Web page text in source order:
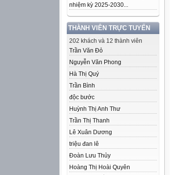
nhiệm kỳ 2025-2030...
THÀNH VIÊN TRỰC TUYẾN
202 khách và 12 thành viên
Trần Văn Đỏ
Nguyễn Văn Phong
Hà Thị Quý
Trần Bình
độc bước
Huỳnh Thị Anh Thư
Trần Thị Thanh
Lê Xuân Dương
triệu đan lê
Đoàn Lưu Thủy
Hoàng Thị Hoài Quyên